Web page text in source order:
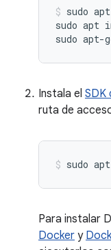
sudo
sudo apt
Instala el SDK
ruta de
Para instalar
Docker y